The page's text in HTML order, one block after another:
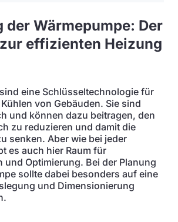
der Wärmepumpe: Der
effizienten Heizung
eine Schlüsseltechnologie für
von Gebäuden. Sie sind
und können dazu beitragen, den
zu reduzieren und damit die
senken. Aber wie bei jeder
es auch hier Raum für
und Optimierung. Bei der Planung
sollte dabei besonders auf eine
und Dimensionierung